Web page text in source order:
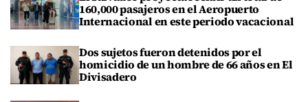
160,000 pasajeros en el Aeropuerto
Internacional en este periodo vacacional
Dos sujetos fueron detenidos por el
homicidio de un hombre de 66 años en El
Divisadero